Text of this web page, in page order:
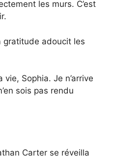
les murs. C’est
gratitude adoucit les
Sophia. Je n’arrive
sois pas rendu
Carter se réveilla